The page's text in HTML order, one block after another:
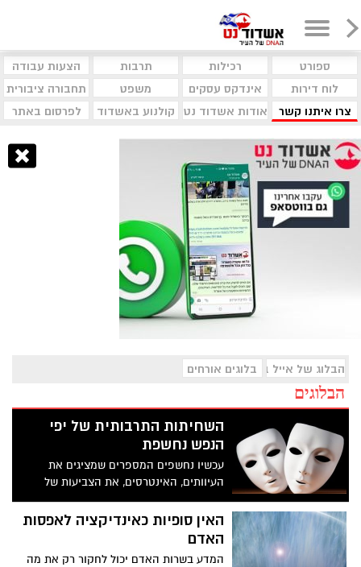
ספורט רכילות תרבות
הצעות עבודה
לוח דירות
אינדקס עסקים משפט
תחבורה ציבורית
צרו איתנו קשר
אודות אשדוד נט קולנוע באשדוד לפרסום באתר
הבלוג של אייל בן שמחוןבלוגים אורחים
הבלוגים
השחיתות התרבותית של יפי
הנפש נחשפת
עכשיו נחשפים המספרים שמציגים את
העיוותים, האינטרסים, את הצביעות של
אצולת התרבות שבמעשיהם הרחיקו את
התרבות מאשדוד, מהעם, מהפריפריה לטובת
קבוצה אליטיסטית קטנה, המהווה שברירי
האין סופיות כאינדיקציה לאפסות
האדם
המדע בשרות האדם יכול לחקור רק את מה